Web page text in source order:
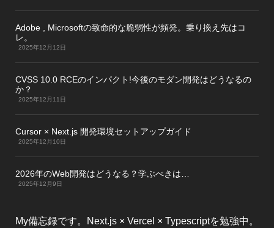
Adobe , Microsoftの致命的な脆弱性が頻発。乗り換え先はコ
レ。
2025年12月12日
CVSS 10.0 RCEのインパクト!今後のモダン開発はどうなるの
か？
2025年12月11日
Cursor × Next.js 開発環境セットアップガイド
2025年12月10日
2026年のWeb開発はどうなる？学ぶべきは…
2025年12月9日
My備忘録です。Next.js × Vercel × Typescriptを勉強中。